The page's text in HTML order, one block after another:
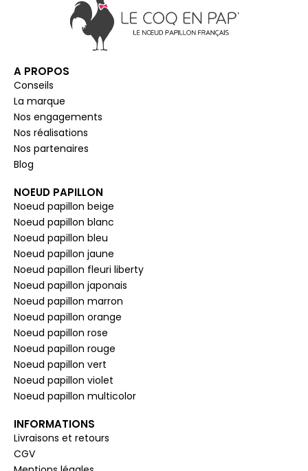
A PROPOS
Conseils
La marque
Nos engagements
Nos réalisations
Nos partenaires
Blog
NOEUD PAPILLON
Noeud papillon beige
Noeud papillon blanc
Noeud papillon bleu
Noeud papillon jaune
Noeud papillon fleuri liberty
Noeud papillon japonais
Noeud papillon marron
Noeud papillon orange
Noeud papillon rose
Noeud papillon rouge
Noeud papillon vert
Noeud papillon violet
Noeud papillon multicolor
INFORMATIONS
Livraisons et retours
CGV